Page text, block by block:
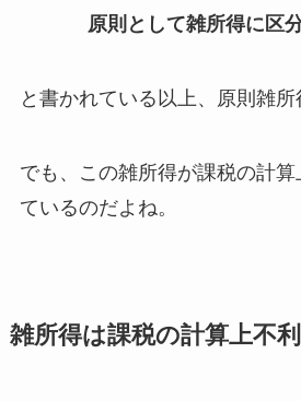
原則として雑所得に区
と書かれている以上、原則雑所
でも、この雑所得が課税の計
ているのだよね。
雑所得は課税の計算上不利